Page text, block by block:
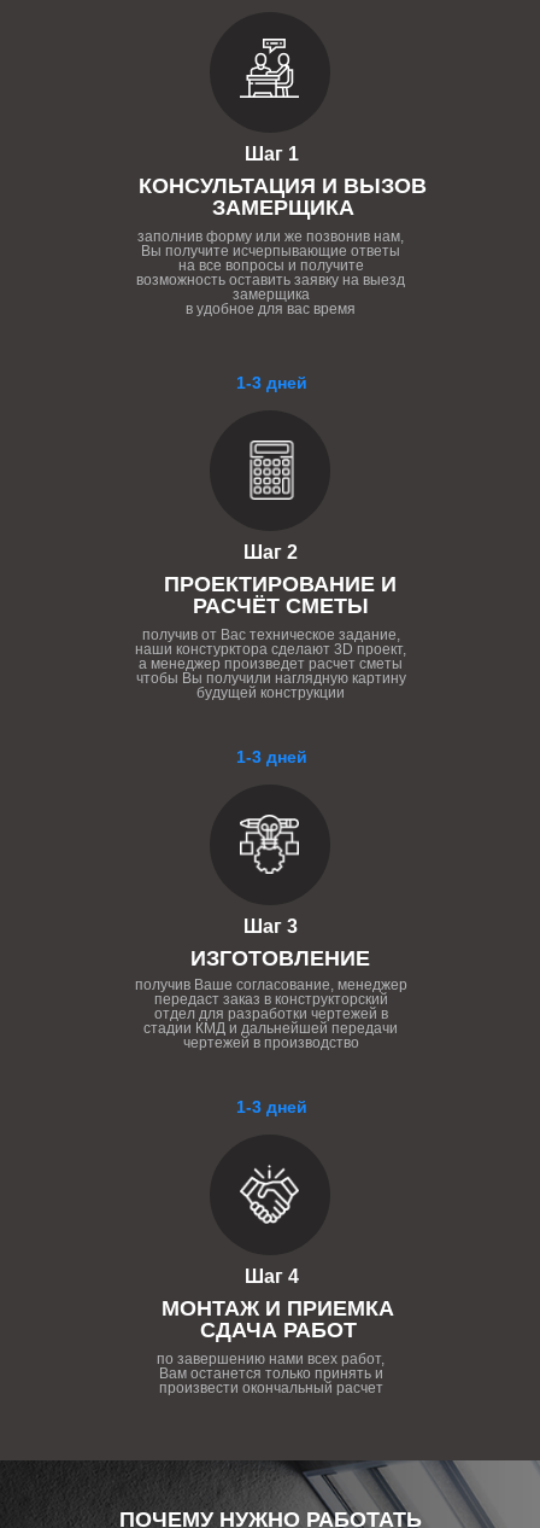
1-3 дней
Шаг 4
МОНТАЖ И ПРИЕМКА
СДАЧА РАБОТ
по завершению нами всех работ,
Вам останется только принять и
произвести окончальный расчет
1-3 дней
Шаг 3
ИЗГОТОВЛЕНИЕ
получив Ваше согласование, менеджер
передаст заказ в конструкторский
отдел для разработки чертежей в
стадии КМД и дальнейшей передачи
чертежей в производство
1-3 дней
Шаг 2
ПРОЕКТИРОВАНИЕ И
РАСЧЁТ СМЕТЫ
получив от Вас техническое задание,
наши констурктора сделают 3D проект,
а менеджер произведет расчет сметы
чтобы Вы получили наглядную картину
будущей конструкции
Шаг 1
КОНСУЛЬТАЦИЯ И ВЫЗОВ
ЗАМЕРЩИКА
заполнив форму или же позвонив нам,
Вы получите исчерпывающие ответы
на все вопросы и получите
возможность оставить заявку на выезд
замерщика
в удобное для вас время
ПОЧЕМУ НУЖНО РАБОТАТЬ